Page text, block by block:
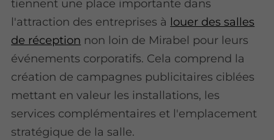
tiennent une place importante dans
l'attraction des entreprises à louer des salles
de réception non loin de Mirabel pour leurs
événements corporatifs. Cela comprend la
création de campagnes publicitaires ciblées
mettant en valeur les installations, les
services complémentaires et l'emplacement
stratégique de la salle.